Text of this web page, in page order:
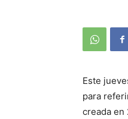
Este
para
creada en